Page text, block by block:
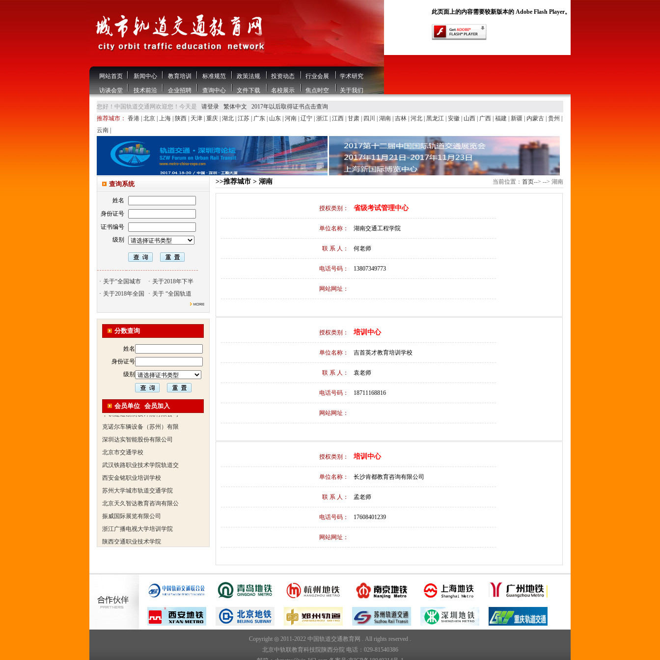
网站首页 新闻中心 教育培训 标准规范 政策法规 投资动态 行业会展 学术研究
访谈会堂 技术前沿 企业招聘 查询中心 文件下载 名校展示 焦点时空 关于我们
此页面上的内容需要较新版本的 Adobe Flash Player。
您好！中国轨道交通网欢迎您！今天是 请登录 繁体中文
2017年以后取得证书点击查询
推荐城市： 香港 北京 上海 陕西 天津 重庆 湖北 江苏 广东 山东 河南 辽宁 浙江 江西 甘肃 四川 湖南 吉林 河北 黑龙江 安徽 山西 广西 福建 新疆 内蒙古 贵州
云南
查询系统
姓名
身份证号
证书编号
级别
· 关于“全国城市 · 关于2018年下半
· 关于2018年全国 · 关于 “全国轨道
分数查询
姓名
身份证号
级别
会员单位 会员加入
振威国际展览有限公司
浙江广播电视大学培训学院
陕西交通职业技术学院
西安三资职业学院
安弗施无线射频系统(上海)有
达诺巴特集团（中国）
中铁隧道勘测设计院有限公司
西安三资职业学院
达诺巴特集团（中国）
欧姆龙自动化（中国）有限公
中铁隧道勘测设计院有限公司
克诺尔车辆设备（苏州）有限
深圳达实智能股份有限公司
>>推荐城市 > 湖南 当前位置： 首页--> --> 湖南
授权类别： 省级考试管理中心
单位名称： 湖南交通工程学院
联 系 人： 何老师
电话号码： 13807349773
网站网址：
授权类别： 培训中心
单位名称： 吉首英才教育培训学校
联 系 人： 袁老师
电话号码： 18711168816
网站网址：
授权类别： 培训中心
单位名称： 长沙肯都教育咨询有限公司
联 系 人： 孟老师
电话号码： 17608401239
网站网址：
Copyright ◎ 2011-2022 中国轨道交通教育网 . All rights reserved .
北京中轨联教育科技院陕西分院 电话：029-81540386